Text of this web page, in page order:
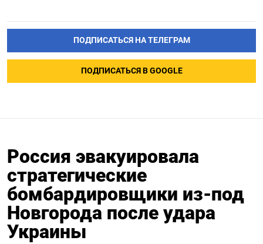
ПОДПИСАТЬСЯ НА ТЕЛЕГРАМ
ПОДПИСАТЬСЯ В GOOGLE
Россия эвакуировала
стратегические
бомбардировщики из-под
Новгорода после удара
Украины